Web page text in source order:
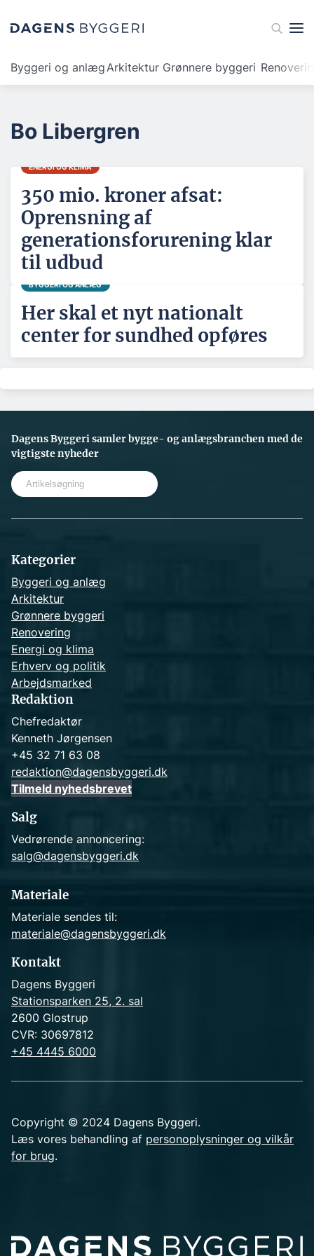
Byggeri og anlægArkitektur Grønnere byggeri
Bo Libergren
ENERGI OG KLIMA
350 mio. kroner afsat:
Oprensning af
generationsforurening klar
til udbud
BYGGERI OG ANLÆG
Her skal et nyt nationalt
center for sundhed opføres
Dagens Byggeri samler bygge- og anlægsbranchen med de
vigtigste nyheder
Kategorier
Byggeri og anlæg
Arkitektur
Grønnere byggeri
Renovering
Energi og klima
Erhverv og politik
Arbejdsmarked
Redaktion
Chefredaktør
Kenneth Jørgensen
+45 32 71 63 08
redaktion@dagensbyggeri.dk
Tilmeld nyhedsbrevet
Salg
Vedrørende annoncering:
salg@dagensbyggeri.dk
Materiale
Materiale sendes til:
materiale@dagensbyggeri.dk
Kontakt
Dagens Byggeri
Stationsparken 25, 2. sal
2600 Glostrup
CVR: 30697812
+45 4445 6000
Copyright © 2024 Dagens Byggeri.
Læs vores behandling af personoplysninger og vilkår
for brug.